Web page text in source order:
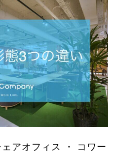
アオフィス ・ コワー